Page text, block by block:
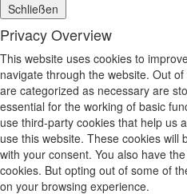
Schließen
Privacy Overview
This website uses cookies to
navigate through the website. Out
are categorized as necessary are
essential for the working of basic
use third-party cookies that help us
use this website. These cookies will
with your consent. You also have
cookies. But opting out of some of
on your browsing experience.